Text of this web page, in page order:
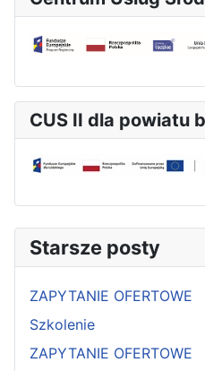
CUS II dla powiatu
Starsze posty
ZAPYTANIE OFERTOWE
Szkolenie
ZAPYTANIE OFERTOWE